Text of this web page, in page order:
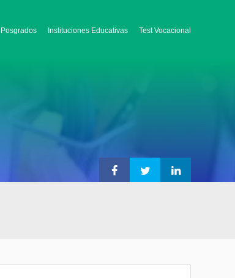
Posgrados Instituciones Educativas Test Vocacional